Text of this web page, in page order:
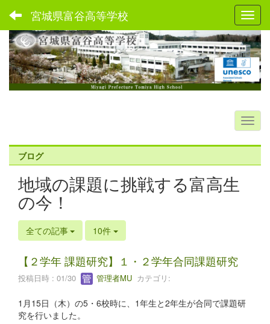
宮城県富谷高等学校
ブログ
地域の課題に挑戦する富高生
の今！
全ての記事 10件
【２学年 課題研究】１・２学年合同課題研究
投稿日時 : 01/30 管理者MU カテゴリ:
1月15日（木）の5・6校時に、1年生と2年生が合同で課題研
究を行いました。